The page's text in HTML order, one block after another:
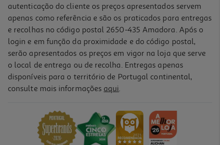
Jogo Switch 2 Kirby And The Forgotten Land 2 Edition
79,89 €
autenticação do cliente os preços apresentados servem
apenas como referência e são os praticados para entregas
e recolhas no código postal 2650-435 Amadora. Após o
login e em função da proximidade e do código postal,
serão apresentados os preços em vigor na loja que serve
o local de entrega ou de recolha. Entregas apenas
disponíveis para o território de Portugal continental,
consulte mais informações aqui.